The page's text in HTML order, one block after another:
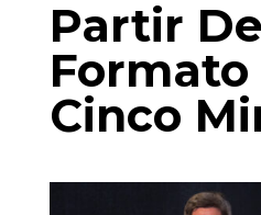
Partir
Formato
Cinco